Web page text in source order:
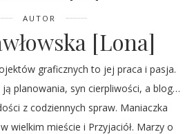
AUTOR
[Lona]
graficznych to jej praca i pasja.
ją planowania, syn cierpliwości, a blog…
z codziennych spraw. Maniaczka
wielkim mieście i Przyjaciół. Marzy o